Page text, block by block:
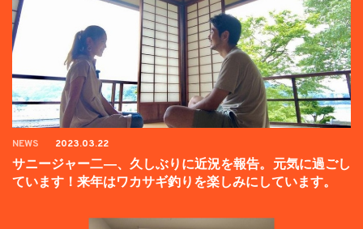
NEWS 2023.03.22
サニージャー二―、久しぶりに近況を報告。元気に過ごし
ています！来年はワカサギ釣りを楽しみにしています。